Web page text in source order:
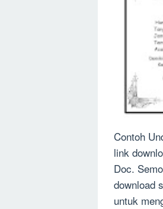
Contoh
link
Doc.
download
untuk